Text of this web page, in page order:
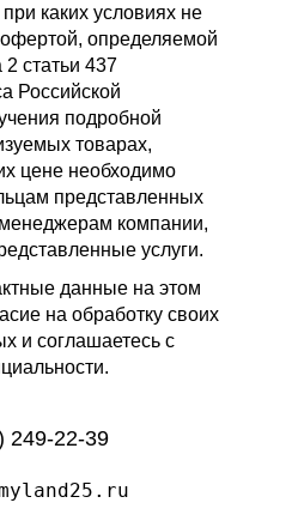
каких условиях не
определяемой
статьи 437
Российской
подробной
товарах,
цене необходимо
представленных
компании,
услуги.
данные на этом
на обработку своих
и соглашаетесь с
249-22-39